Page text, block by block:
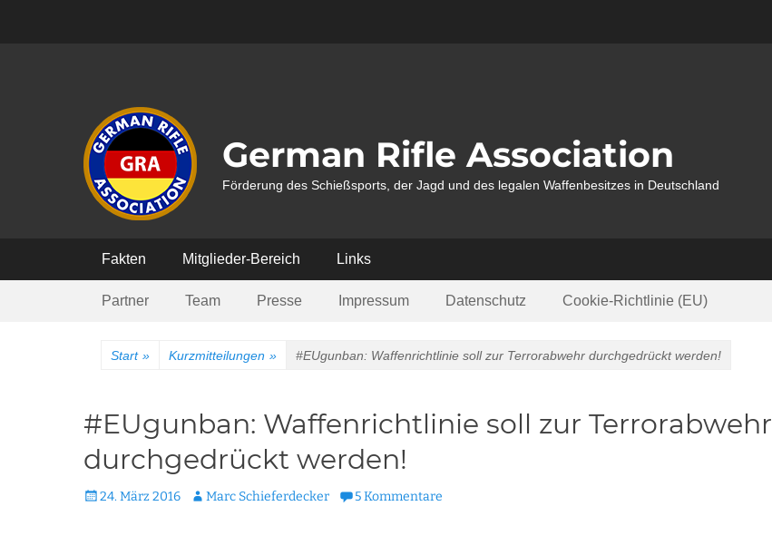
German Rifle Association
Förderung des Schießsports, der Jagd und des legalen Waffenbesitzes in Deutschland
Hauptmenü
Fakten Mitglieder-Bereich Links
Submenü
Partner Team Presse Impressum Datenschutz Cookie-Richtlinie (EU)
Start » Kurzmitteilungen » #EUgunban: Waffenrichtlinie soll zur Terrorabwehr durchgedrückt werden!
#EUgunban: Waffenrichtlinie soll zur Terrorabwehr
durchgedrückt werden!
Veröffentlicht
24. März 2016 Autor
Marc Schieferdecker 5 Kommentare